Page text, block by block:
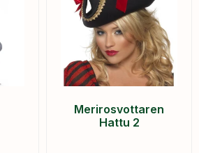
Merirosvottaren
Hattu 2